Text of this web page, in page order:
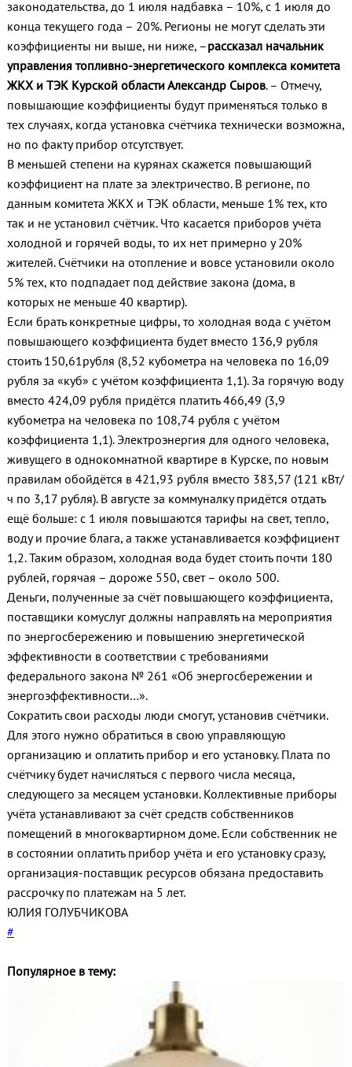
законодательства, до 1 июля надбавка – 10%, с 1 июля до
конца текущего года – 20%. Регионы не могут сделать эти
коэффициенты ни выше, ни ниже, –рассказал начальник
управления топливно-энергетического комплекса комитета
ЖКХ и ТЭК Курской области Александр Сыров. – Отмечу,
повышающие коэффициенты будут применяться только в
тех случаях, когда установка счётчика технически возможна,
но по факту прибор отсутствует.
В меньшей степени на курянах скажется повышающий
коэффициент на плате за электричество. В регионе, по
данным комитета ЖКХ и ТЭК области, меньше 1% тех, кто
так и не установил счётчик. Что касается приборов учёта
холодной и горячей воды, то их нет примерно у 20%
жителей. Счётчики на отопление и вовсе установили около
5% тех, кто подпадает под действие закона (дома, в
которых не меньше 40 квартир).
Если брать конкретные цифры, то холодная вода с учётом
повышающего коэффициента будет вместо 136,9 рубля
стоить 150,61рубля (8,52 кубометра на человека по 16,09
рубля за «куб» с учётом коэффициента 1,1). За горячую воду
вместо 424,09 рубля придётся платить 466,49 (3,9
кубометра на человека по 108,74 рубля с учётом
коэффициента 1,1). Электроэнергия для одного человека,
живущего в однокомнатной квартире в Курске, по новым
правилам обойдётся в 421,93 рубля вместо 383,57 (121 кВт/
ч по 3,17 рубля). В августе за коммуналку придётся отдать
ещё больше: с 1 июля повышаются тарифы на свет, тепло,
воду и прочие блага, а также устанавливается коэффициент
1,2. Таким образом, холодная вода будет стоить почти 180
рублей, горячая – дороже 550, свет – около 500.
Деньги, полученные за счёт повышающего коэффициента,
поставщики комуслуг должны направлять на мероприятия
по энергосбережению и повышению энергетической
эффективности в соответствии с требованиями
федерального закона № 261 «Об энергосбережении и
энергоэффективности…».
Сократить свои расходы люди смогут, установив счётчики.
Для этого нужно обратиться в свою управляющую
организацию и оплатить прибор и его установку. Плата по
счётчику будет начисляться с первого числа месяца,
следующего за месяцем установки. Коллективные приборы
учёта устанавливают за счёт средств собственников
помещений в многоквартирном доме. Если собственник не
в состоянии оплатить прибор учёта и его установку сразу,
организация-поставщик ресурсов обязана предоставить
рассрочку по платежам на 5 лет.
ЮЛИЯ ГОЛУБЧИКОВА
#
Популярное в тему: